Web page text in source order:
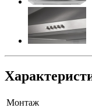
Монтаж